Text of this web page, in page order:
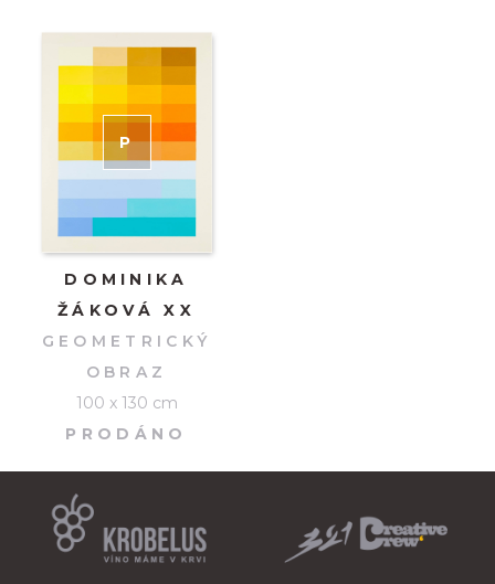
PRODÁNO
DOMINIKA
ŽÁKOVÁ XX
GEOMETRICKÝ
OBRAZ
100 x 130 cm
PRODÁNO